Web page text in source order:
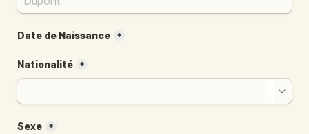
Date de Naissance *
Nationalité *
Sexe *